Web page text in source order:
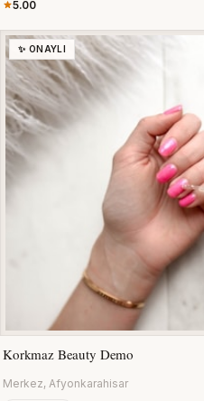
5.00
✨ ONAYLI
Korkmaz Beauty Demo
Merkez, Afyonkarahisar